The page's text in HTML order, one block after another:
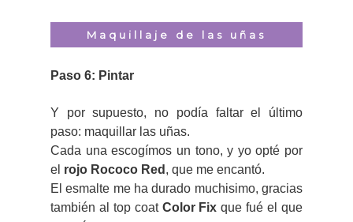
Maquillaje de las uñas
Paso 6: Pintar
Y por supuesto, no podía faltar el último
paso: maquillar las uñas.
Cada una escogímos un tono, y yo opté por
el rojo Rococo Red , que me encantó.
El esmalte me ha durado muchisimo, gracias
también al top coat Color Fix que fué el que